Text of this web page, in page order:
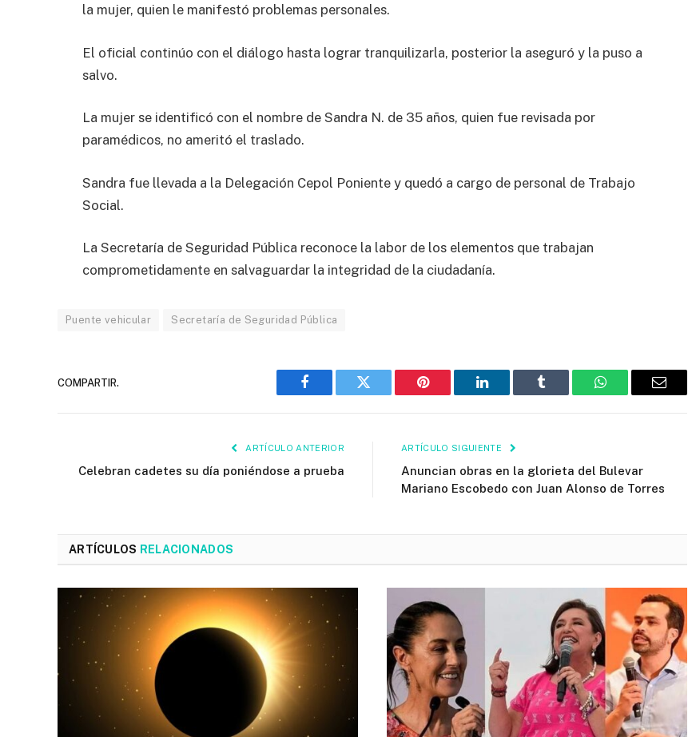
la mujer, quien le manifestó problemas personales.
El oficial continúo con el diálogo hasta lograr tranquilizarla, posterior la aseguró y la puso a
salvo.
La mujer se identificó con el nombre de Sandra N. de 35 años, quien fue revisada por
paramédicos, no ameritó el traslado.
Sandra fue llevada a la Delegación Cepol Poniente y quedó a cargo de personal de Trabajo
Social.
La Secretaría de Seguridad Pública reconoce la labor de los elementos que trabajan
comprometidamente en salvaguardar la integridad de la ciudadanía.
Puente vehicular Secretaría de Seguridad Pública
COMPARTIR.
Facebook Twitter Pinterest LinkedIn Tumblr WhatsAppEmail
ARTÍCULO ANTERIOR
Celebran cadetes su día poniéndose a prueba
ARTÍCULO SIGUIENTE
Anuncian obras en la glorieta del Bulevar
Mariano Escobedo con Juan Alonso de Torres
ARTÍCULOS RELACIONADOS